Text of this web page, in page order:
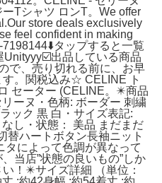
Tシャツ ロンT。We offer
store deals exclusively
feel confident in making
タップすると一覧
出品している商品
で、売り切れる前に、お早
。関税込み☆ CELINE ト
セーター (CELINE。✴️商品
ーヌ・色柄: ボーダー 刺繍
ック 黒 白・サイズ表記:
し・状態： 美品 まだまだ
替ハートボタン長袖ニット
タによって色調が異なって
当店”状態の良いもの”しか
！✴️サイズ詳細 （単位：